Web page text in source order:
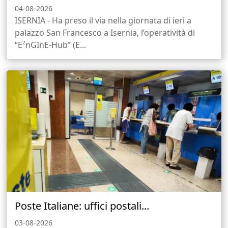
04-08-2026
ISERNIA - Ha preso il via nella giornata di ieri a
palazzo San Francesco a Isernia, l’operatività di
“E²nGInE-Hub” (E...
Poste Italiane: uffici postali...
03-08-2026